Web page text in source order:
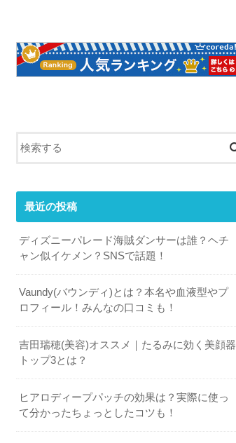
最近の投稿
ディズニーパレード海賊ダンサーは誰？ヘチ
ャン似イケメン？SNSで話題！
Vaundy(バウンディ)とは？本名や血液型やプ
ロフィール！みんなの口コミも！
吉田瑞穂(美容)オススメ｜たるみに効く美顔器
トップ3とは？
ヒアロディープパッチの効果は？実際に使っ
て分かったちょっとしたコツも！